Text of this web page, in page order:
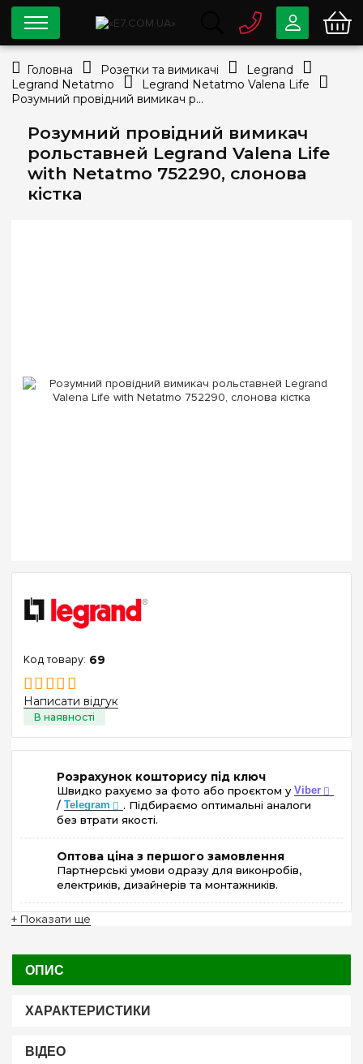
Розумний провідний вимикач
рольставней Legrand Valena Life
with Netatmo 752290, слонова
кістка
69
Написати відгук
Розрахунок кошторису під ключ
Швидко рахуємо за фото або проєктом у Viber
/ Telegram
. Підбираємо оптимальні аналоги
без втрати якості.
Оптова ціна з першого замовлення
Партнерські умови одразу для виконробів,
електриків, дизайнерів та монтажників.
+ Показати ще
ОПИС
ХАРАКТЕРИСТИКИ
ВІДЕО
0 80033-63-07
Безкоштовно
info@e7.com.ua
044
Viber Telegram
Головна Розетки та вимикачі
Legrand
Legrand Netatmo
Legrand Netatmo Valena Life
Розумний провідний вимикач рольставней Legrand Valena Life with Netatmo 752290, слонова кістка